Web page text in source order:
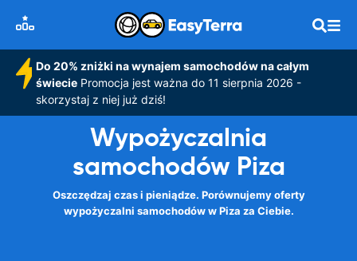
Do 20% zniżki na wynajem samochodów na całym
świeciePromocja jest ważna do 11 sierpnia 2026 -
skorzystaj z niej już dziś!
Wypożyczalnia
samochodów Piza
Oszczędzaj czas i pieniądze. Porównujemy oferty
wypożyczalni samochodów w Piza za Ciebie.